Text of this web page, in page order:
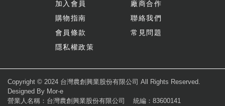
加入會員
購物指南
會員條款
隱私權政策
廠商合作
聯絡我們
常見問題
Copyright © 2024 台灣農創興業股份有限公司 All Rights Reserved.
Designed By Mor-e
營業人名稱：台灣農創興業股份有限公司 統編：83600141